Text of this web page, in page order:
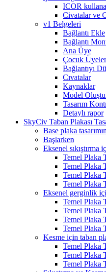
ICOR
Civatalar ve
v1 Belgeleri
Bağlantı Ekle
Bağlantı
Ana Üye
Çocuk Üyeler
Bağlantıyı
Cıvatalar
Kaynaklar
Model
Tasarım
Detaylı rapor
SkyCiv Taban Plakası
Base plaka
Başlarken
Eksenel sıkıştırma
Temel Plaka
Temel Plaka
Temel Plaka
Temel Plaka
Eksenel gerginlik
Temel Plaka
Temel Plaka
Temel Plaka
Temel Plaka
Kesme için taban
Temel Plaka
Temel Plaka
Temel Plaka